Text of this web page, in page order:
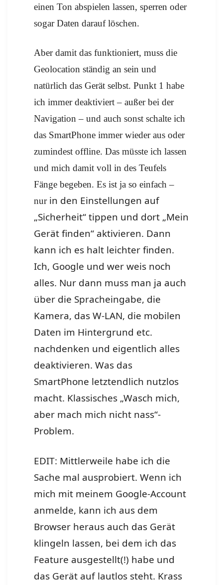
einen Ton abspielen lassen, sperren oder
sogar Daten darauf löschen.
Aber damit das funktioniert, muss die
Geolocation ständig an sein und
natürlich das Gerät selbst. Punkt 1 habe
ich immer deaktiviert – außer bei der
Navigation – und auch sonst schalte ich
das SmartPhone immer wieder aus oder
zumindest offline. Das müsste ich lassen
und mich damit voll in des Teufels
Fänge begeben. Es ist ja so einfach –
nur in den Einstellungen auf
„Sicherheit“ tippen und dort „Mein
Gerät finden“ aktivieren. Dann
kann ich es halt leichter finden.
Ich, Google und wer weis noch
alles. Nur dann muss man ja auch
über die Spracheingabe, die
Kamera, das W-LAN, die mobilen
Daten im Hintergrund etc.
nachdenken und eigentlich alles
deaktivieren. Was das
SmartPhone letztendlich nutzlos
macht. Klassisches „Wasch mich,
aber mach mich nicht nass“-
Problem.
EDIT: Mittlerweile habe ich die
Sache mal ausprobiert. Wenn ich
mich mit meinem Google-Account
anmelde, kann ich aus dem
Browser heraus auch das Gerät
klingeln lassen, bei dem ich das
Feature ausgestellt(!) habe und
das Gerät auf lautlos steht. Krass